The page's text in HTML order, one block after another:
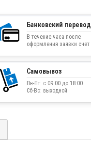
Банковский перевод
В течение часа после
оформления заявки счет
Самовывоз
Пн-Пт: с 09:00 до 18:00
Сб-Вс: выходной